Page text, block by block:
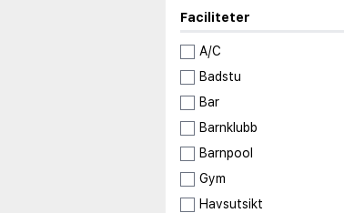
Faciliteter
A/C
Badstu
Bar
Barnklubb
Barnpool
Gym
Havsutsikt